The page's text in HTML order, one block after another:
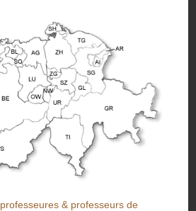
professeures & professeurs de